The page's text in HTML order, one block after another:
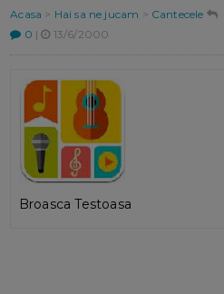
Acasa > Hai sa ne jucam > Cantecele
0 | 13/6/2000
Broasca Testoasa